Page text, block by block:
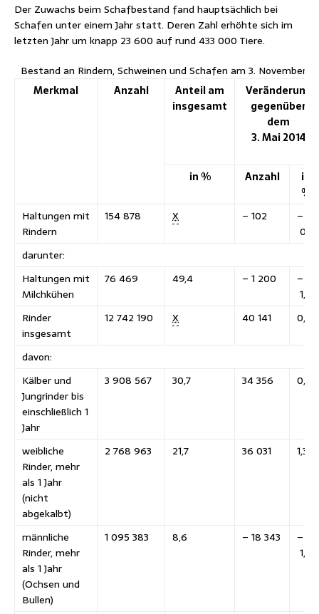
Der Zuwachs beim Schafbestand fand hauptsächlich bei
Schafen unter einem Jahr statt. Deren Zahl erhöhte sich im
letzten Jahr um knapp 23 600 auf rund 433 000 Tiere.
Bestand an Rindern, Schweinen und Schafen am 3. November
Merkmal
Anzahl
Anteil am
insgesamt
Veränderung
gegenüber
dem
3. Mai 2014
in % Anzahl
in
%
Haltungen mit
Rindern
154 878 X – 102
–
0,1
darunter:
Haltungen mit
Milchkühen
76 469 49,4 – 1 200
–
1,5
Rinder
insgesamt
12 742 190 X 40 141 0,3
davon:
Kälber und
Jungrinder bis
einschließlich 1
Jahr
3 908 567 30,7 34 356 0,9
weibliche
Rinder, mehr
als 1 Jahr
(nicht
abgekalbt)
2 768 963 21,7 36 031 1,3
männliche
Rinder, mehr
als 1 Jahr
(Ochsen und
Bullen)
1 095 383 8,6 – 18 343
–
1,6